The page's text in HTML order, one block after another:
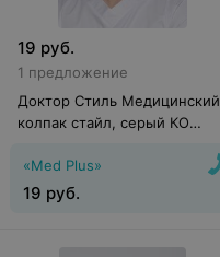
19 руб.
1 предложение
Доктор Стиль Медицинский
колпак стайл, серый КО
«Med Plus»
19 руб.